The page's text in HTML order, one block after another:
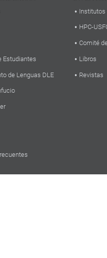
Estudiantes
de Lenguas DLE
Institutos
HPC-
Comité
Libros
Revistas